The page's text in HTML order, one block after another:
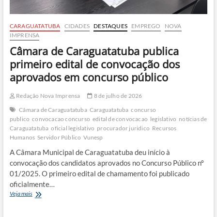
CARAGUATATUBA CIDADES DESTAQUES EMPREGO
NOVA
IMPRENSA
Câmara de Caraguatatuba publica
primeiro edital de convocação dos
aprovados em concurso público
Redação Nova Imprensa
8 de julho de 2026
Câmara de Caraguatatuba Caraguatatuba concurso
publico convocacao concurso edital de convocacao legislativo notícias de
Caraguatatuba oficial legislativo procurador juridico Recursos
Humanos Servidor Público Vunesp
A Câmara Municipal de Caraguatatuba deu início à
convocação dos candidatos aprovados no Concurso Público nº
01/2025. O primeiro edital de chamamento foi publicado
oficialmente…
Veja maisCâmara